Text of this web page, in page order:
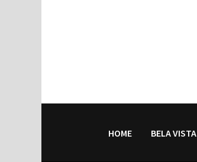
HOME BELA VISTA